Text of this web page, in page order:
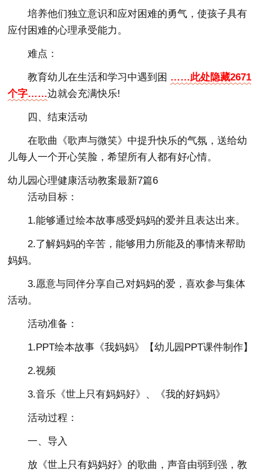
培养他们独立意识和应对困难的勇气，使孩子具有
应付困难的心理承受能力。
难点：
教育幼儿在生活和学习中遇到困 ……此处隐藏2671
个字……边就会充满快乐!
四、结束活动
在歌曲《歌声与微笑》中提升快乐的气氛，送给幼
儿每人一个开心笑脸，希望所有人都有好心情。
幼儿园心理健康活动教案最新7篇6
活动目标：
1.能够通过绘本故事感受妈妈的爱并且表达出来。
2.了解妈妈的辛苦，能够用力所能及的事情来帮助
妈妈。
3.愿意与同伴分享自己对妈妈的爱，喜欢参与集体
活动。
活动准备：
1.PPT绘本故事《我妈妈》【幼儿园PPT课件制作】
2.视频
3.音乐《世上只有妈妈好》、《我的好妈妈》
活动过程：
一、导入
放《世上只有妈妈好》的歌曲，声音由弱到强，教